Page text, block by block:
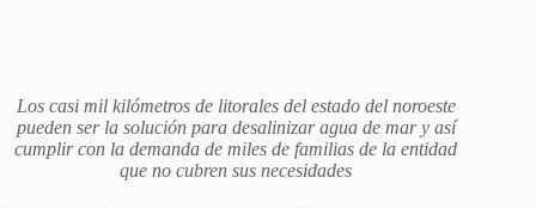
Los casi mil kilómetros de litorales del estado del noroeste
pueden ser la solución para desalinizar agua de mar y así
cumplir con la demanda de miles de familias de la entidad
que no cubren sus necesidades